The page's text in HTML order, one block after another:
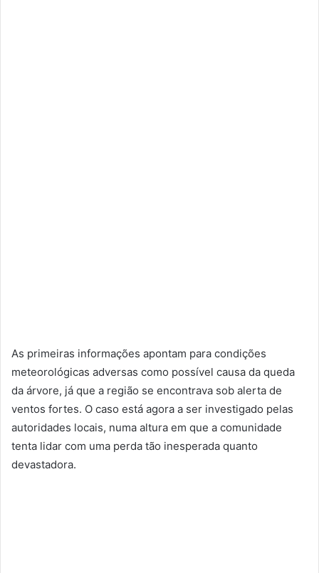
As primeiras informações apontam para condições
meteorológicas adversas como possível causa da queda
da árvore, já que a região se encontrava sob alerta de
ventos fortes. O caso está agora a ser investigado pelas
autoridades locais, numa altura em que a comunidade
tenta lidar com uma perda tão inesperada quanto
devastadora.